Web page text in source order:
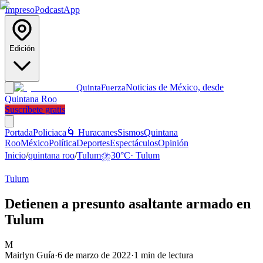
ImpresoPodcastApp
Edición
QuintaFuerzaNoticias de México, desde
Quintana Roo
Suscríbete gratis
PortadaPoliciaca 🌀 HuracanesSismosQuintana
RooMéxicoPolíticaDeportesEspectáculosOpinión
Inicio/quintana roo/Tulum⛈️30°C· Tulum
Tulum
Detienen a presunto asaltante armado en
Tulum
M
Mairlyn Guía·6 de marzo de 2022·1 min de lectura